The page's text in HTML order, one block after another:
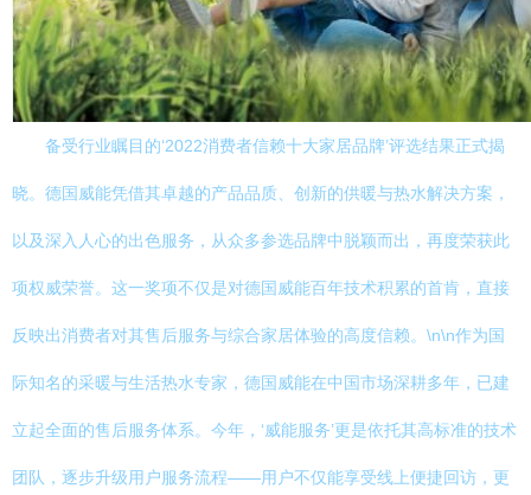
备受行业瞩目的‘2022消费者信赖十大家居品牌’评选结果正式揭
晓。德国威能凭借其卓越的产品品质、创新的供暖与热水解决方案，
以及深入人心的出色服务，从众多参选品牌中脱颖而出，再度荣获此
项权威荣誉。这一奖项不仅是对德国威能百年技术积累的首肯，直接
反映出消费者对其售后服务与综合家居体验的高度信赖。\n\n作为国
际知名的采暖与生活热水专家，德国威能在中国市场深耕多年，已建
立起全面的售后服务体系。今年，‘威能服务’更是依托其高标准的技术
团队，逐步升级用户服务流程——用户不仅能享受线上便捷回访，更